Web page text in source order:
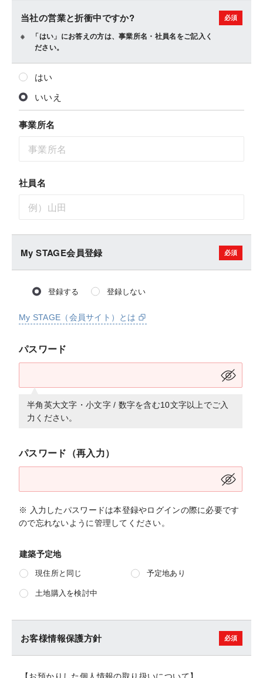
当社の営業と折衝中ですか?
「はい」にお答えの方は、事業所名・社員名をご記入く
ださい。
はい
いいえ
事業所名
社員名
My STAGE会員登録
登録する 登録しない
My STAGE（会員サイト）とは
パスワード
半角英大文字・小文字 / 数字を含む10文字以上でご入
力ください。
パスワード（再入力）
※ 入力したパスワードは本登録やログインの際に必要です
ので忘れないように管理してください。
建築予定地
現住所と同じ 予定地あり
土地購入を検討中
お客様情報保護方針
【お預かりした個人情報の取り扱いについて】